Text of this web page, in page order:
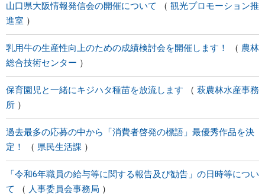
山口県大阪情報発信会の開催について
観光プロモーション推
進室
乳用牛の生産性向上のための成績検討会を開催します！
農林
総合技術センター
保育園児と一緒にキジハタ種苗を放流します
萩農林水産事務
所
過去最多の応募の中から「消費者啓発の標語」最優秀作品を決
定！
県民生活課
「令和6年職員の給与等に関する報告及び勧告」の日時等につい
て
人事委員会事務局